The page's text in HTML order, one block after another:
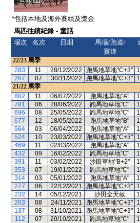
*包括本地及海外賽績及獎金
馬匹往績紀錄 - 童話
場次
名次 日期
馬場/跑道/
賽道
22/23 馬季
283
11 28/12/2022 跑馬地草地"C+3"
207
07 30/11/2022 跑馬地草地"C+3"
21/22 馬季
802
11 06/07/2022 跑馬地草地"A"
781
06 28/06/2022 跑馬地草地"C"
696
08 25/05/2022 跑馬地草地"C"
677
12 18/05/2022 跑馬地草地"B"
564
03 06/04/2022 跑馬地草地"A"
524
10 23/03/2022 跑馬地草地"C+3"
469
11 02/03/2022 跑馬地草地"A"
432
09 16/02/2022 跑馬地草地"C"
391
11 03/02/2022 沙田草地"B+2"
353
07 19/01/2022 跑馬地草地"C"
314
03 05/01/2022 跑馬地草地"A"
277
06 22/12/2021 跑馬地草地"C+3"
232
14 05/12/2021 沙田全天候
203
08 24/11/2021 跑馬地草地"C+3"
137
08 31/10/2021 跑馬地草地"C+3"
112
07 20/10/2021 跑馬地草地"C"